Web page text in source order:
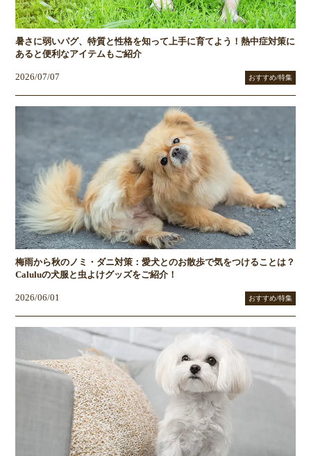
暑さに弱いパグ、特質と性格を知って上手に育てよう！熱中症対策に
あると便利なアイテムもご紹介
2026/07/07 おすすめ/特集
梅雨から秋のノミ・ダニ対策：愛犬とのお散歩で気をつけることは？
Caluluの犬服と虫よけグッズをご紹介！
2026/06/01 おすすめ/特集